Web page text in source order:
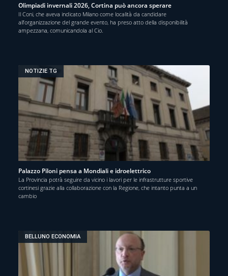
Olimpiadi invernali 2026, Cortina può ancora sperare
Il Coni, che aveva indicato Milano come località da candidare
all’organizzazione del grande evento, ha preso atto della disponibilità
ampezzana, comunicandola al Cio.
NOTIZIE TG
Palazzo Piloni pensa a Mondiali e idroelettrico
La Provincia potrà seguire da vicino i lavori per le infrastrutture sportive
cortinesi grazie alla collaborazione con la Regione, che intanto punta a un
cambio
BELLUNO ECONOMIA